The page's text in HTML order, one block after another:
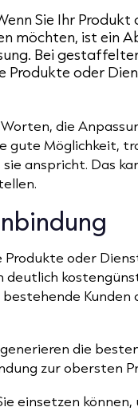
Sie Ihr
möchten, ist ein
Bei
Produkte oder
die
gute Möglichkeit,
anspricht. Das
Produkte oder
deutlich
Kunden
generieren die
zur obersten
einsetzen können,